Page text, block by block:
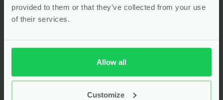
provided to them or that they’ve collected from your use
of their services.
Allow all
Customize
-10% -10%